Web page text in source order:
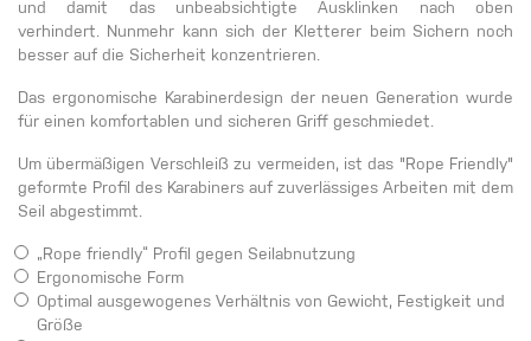
und damit das unbeabsichtigte Ausklinken nach oben
verhindert. Nunmehr kann sich der Kletterer beim Sichern noch
besser auf die Sicherheit konzentrieren.
Das ergonomische Karabinerdesign der neuen Generation wurde
für einen komfortablen und sicheren Griff geschmiedet.
Um übermäßigen Verschleiß zu vermeiden, ist das "Rope Friendly"
geformte Profil des Karabiners auf zuverlässiges Arbeiten mit dem
Seil abgestimmt.
„Rope friendly“ Profil gegen Seilabnutzung
Ergonomische Form
Optimal ausgewogenes Verhältnis von Gewicht, Festigkeit und
Größe